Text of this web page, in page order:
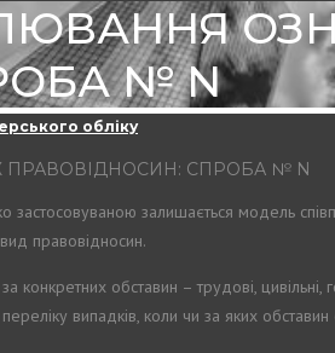
обліку
№ N
СПРОБА № N
залишається модель
правовідносин.
конкретних обставин – трудові,
випадків, коли чи за яких